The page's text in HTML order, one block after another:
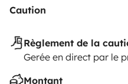
Caution
Règlement de la
Gerée en direct par le
Montant